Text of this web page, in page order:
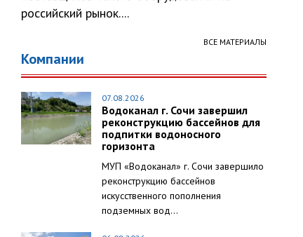
российский рынок....
ВСЕ МАТЕРИАЛЫ
Компании
07.08.2026
Водоканал г. Сочи завершил
реконструкцию бассейнов для
подпитки водоносного
горизонта
МУП «Водоканал» г. Сочи завершило
реконструкцию бассейнов
искусственного пополнения
подземных вод...